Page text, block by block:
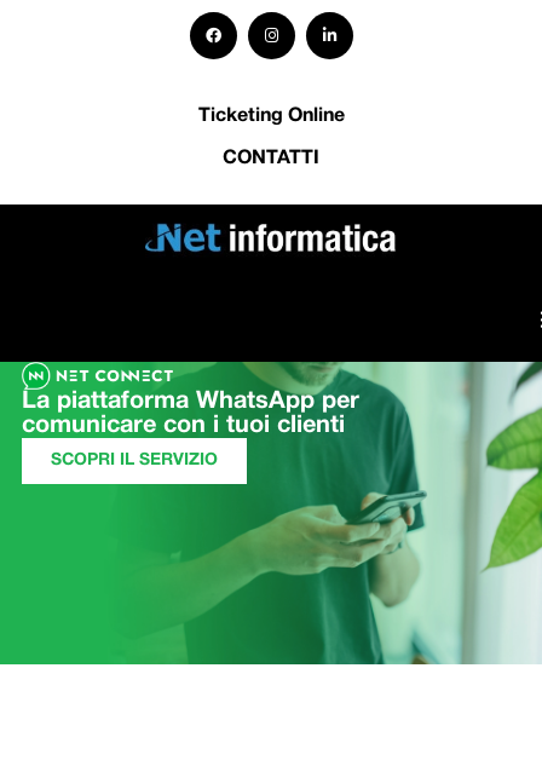
Ticketing Online
CONTATTI
La piattaforma WhatsApp per
comunicare con i tuoi clienti
SCOPRI IL SERVIZIO